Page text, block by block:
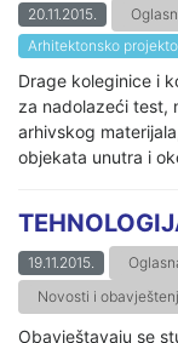
20.11.2015.
Arhitektonsko
Drage koleginice i
za nadolazeći test,
arhivskog
objekata unutra i
19.11.2015.
Novosti i
Obavještavaju se